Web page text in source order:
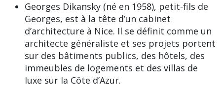
Georges Dikansky (né en 1958), petit-fils de
Georges, est à la tête d’un cabinet
d’architecture à Nice. Il se définit comme un
architecte généraliste et ses projets portent
sur des bâtiments publics, des hôtels, des
immeubles de logements et des villas de
luxe sur la Côte d’Azur.